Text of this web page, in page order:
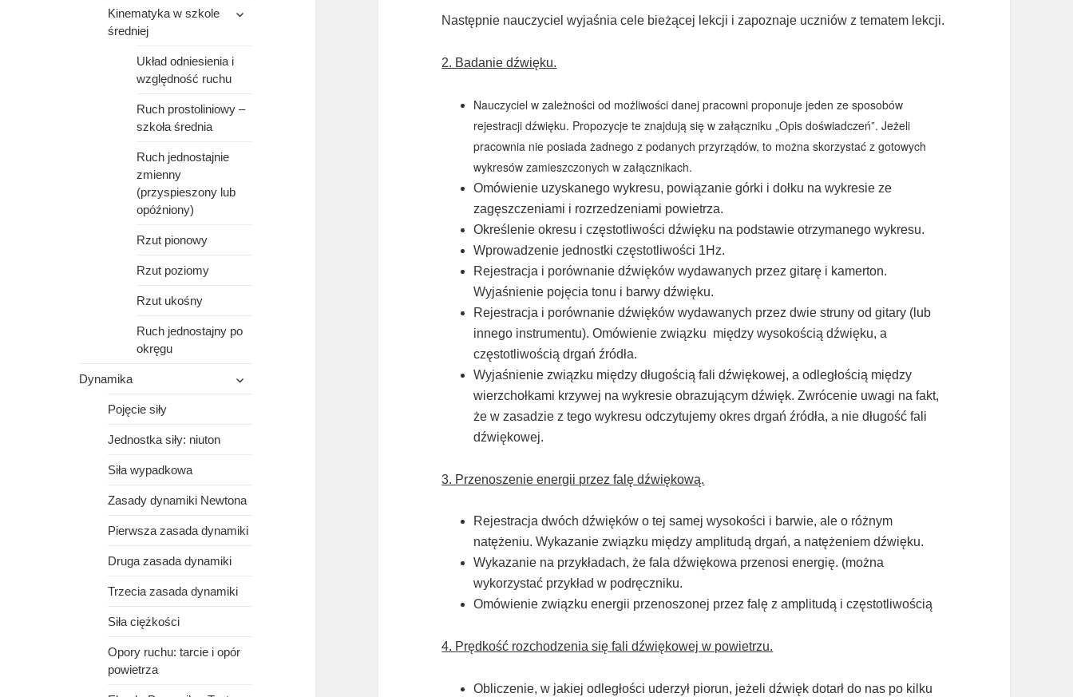
Kinematyka w szkole
średniej
rozwiń
Układ odniesienia i
względność ruchu
Ruch prostoliniowy –
szkoła średnia
Ruch jednostajnie
zmienny
(przyspieszony lub
opóźniony)
Rzut pionowy
Rzut poziomy
Rzut ukośny
Ruch jednostajny po
okręgu
Dynamika
rozwiń
Pojęcie siły
Jednostka siły: niuton
Siła wypadkowa
Zasady dynamiki Newtona
Pierwsza zasada dynamiki
Druga zasada dynamiki
Trzecia zasada dynamiki
Siła ciężkości
Opory ruchu: tarcie i opór
powietrza
Następnie nauczyciel wyjaśnia cele bieżącej lekcji i zapoznaje uczniów z tematem lekcji.
2. Badanie dźwięku.
Nauczyciel w zależności od możliwości danej pracowni proponuje jeden ze sposobów
rejestracji dźwięku. Propozycje te znajdują się w załączniku „Opis doświadczeń”. Jeżeli
pracownia nie posiada żadnego z podanych przyrządów, to można skorzystać z gotowych
wykresów zamieszczonych w załącznikach.
Omówienie uzyskanego wykresu, powiązanie górki i dołku na wykresie ze
zagęszczeniami i rozrzedzeniami powietrza.
Określenie okresu i częstotliwości dźwięku na podstawie otrzymanego wykresu.
Wprowadzenie jednostki częstotliwości 1Hz.
Rejestracja i porównanie dźwięków wydawanych przez gitarę i kamerton.
Wyjaśnienie pojęcia tonu i barwy dźwięku.
Rejestracja i porównanie dźwięków wydawanych przez dwie struny od gitary (lub
innego instrumentu). Omówienie związku między wysokością dźwięku, a
częstotliwością drgań źródła.
Wyjaśnienie związku między długością fali dźwiękowej, a odległością między
wierzchołkami krzywej na wykresie obrazującym dźwięk. Zwrócenie uwagi na fakt,
że w zasadzie z tego wykresu odczytujemy okres drgań źródła, a nie długość fali
dźwiękowej.
3. Przenoszenie energii przez falę dźwiękową.
Rejestracja dwóch dźwięków o tej samej wysokości i barwie, ale o różnym
natężeniu. Wykazanie związku między amplitudą drgań, a natężeniem dźwięku.
Wykazanie na przykładach, że fala dźwiękowa przenosi energię. (można
wykorzystać przykład w podręczniku.
Omówienie związku energii przenoszonej przez falę z amplitudą i częstotliwością
4. Prędkość rozchodzenia się fali dźwiękowej w powietrzu.
Obliczenie, w jakiej odległości uderzył piorun, jeżeli dźwięk dotarł do nas po kilku